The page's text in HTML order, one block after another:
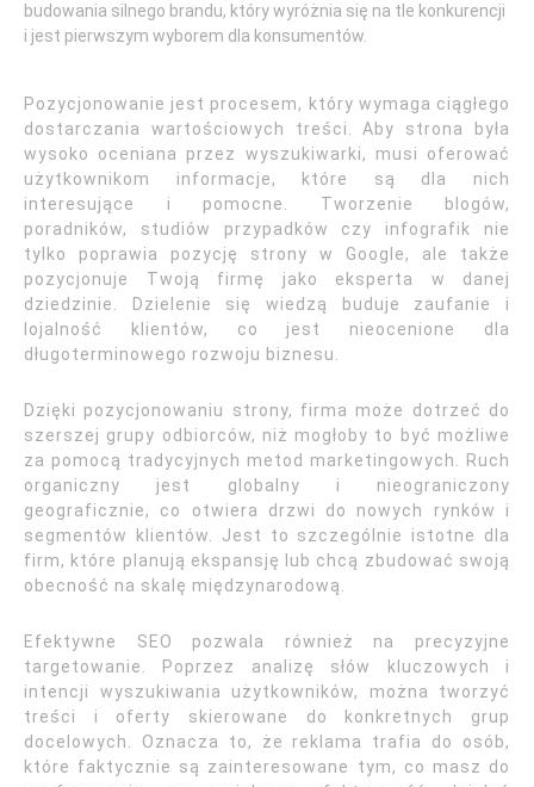
budowania silnego brandu, który wyróżnia się na tle konkurencji
i jest pierwszym wyborem dla konsumentów.
Pozycjonowanie jest procesem, który wymaga ciągłego
dostarczania wartościowych treści. Aby strona była
wysoko oceniana przez wyszukiwarki, musi oferować
użytkownikom informacje, które są dla nich
interesujące i pomocne. Tworzenie blogów,
poradników, studiów przypadków czy infografik nie
tylko poprawia pozycję strony w Google, ale także
pozycjonuje Twoją firmę jako eksperta w danej
dziedzinie. Dzielenie się wiedzą buduje zaufanie i
lojalność klientów, co jest nieocenione dla
długoterminowego rozwoju biznesu.
Dzięki pozycjonowaniu strony, firma może dotrzeć do
szerszej grupy odbiorców, niż mogłoby to być możliwe
za pomocą tradycyjnych metod marketingowych. Ruch
organiczny jest globalny i nieograniczony
geograficznie, co otwiera drzwi do nowych rynków i
segmentów klientów. Jest to szczególnie istotne dla
firm, które planują ekspansję lub chcą zbudować swoją
obecność na skalę międzynarodową.
Efektywne SEO pozwala również na precyzyjne
targetowanie. Poprzez analizę słów kluczowych i
intencji wyszukiwania użytkowników, można tworzyć
treści i oferty skierowane do konkretnych grup
docelowych. Oznacza to, że reklama trafia do osób,
które faktycznie są zainteresowane tym, co masz do